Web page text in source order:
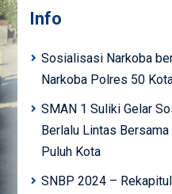
Info
Sosialisasi Narkoba
Narkoba Polres 50
SMAN 1 Suliki Gelar
Berlalu Lintas
Puluh Kota
SNBP 2024 –